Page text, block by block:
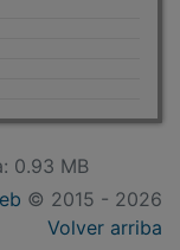
0.93 MB
© 2015 - 2026
Volver arriba